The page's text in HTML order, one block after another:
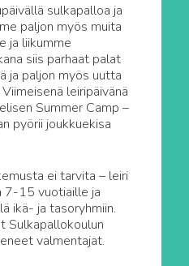
sulkapalloa ja
paljon myös muita
ja liikumme
siis parhaat palat
ja paljon myös uutta
leiripäivänä
Summer Camp –
pyörii joukkuekisa
ei tarvita – leiri
7-15 vuotiaille ja
ikä- ja tasoryhmiin.
Sulkapallokoulun
valmentajat.